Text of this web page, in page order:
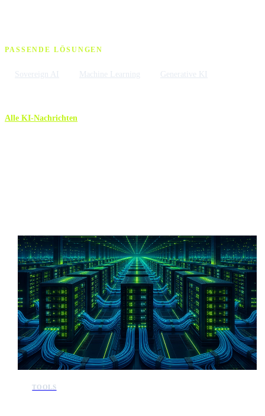
PASSENDE LÖSUNGEN
Sovereign AI Machine Learning Generative KI
Alle KI-Nachrichten
TOOLS